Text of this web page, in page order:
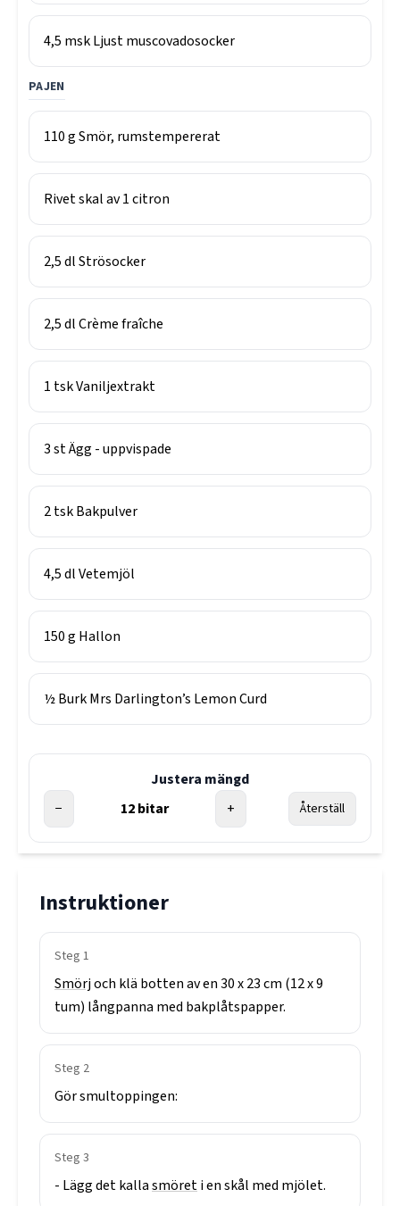
4,5 mskLjust muscovadosocker
PAJEN
110gSmör, rumstempererat
Rivet skal av 1 citron
2,5dlStrösocker
2,5dlCrème fraîche
1 tskVaniljextrakt
3stÄgg - uppvispade
2tskBakpulver
4,5dlVetemjöl
150g Hallon
½BurkMrs Darlington’s Lemon Curd
Justera mängd
−
12bitar + Återställ
Instruktioner
Steg 1
Smörjoch klä bottenaven30x23cm (12x9
tum) långpanna med bakplåtspapper.
Steg 2
Görsmultoppingen:
Steg 3
- Läggdetkallasmöretienskål med mjölet.